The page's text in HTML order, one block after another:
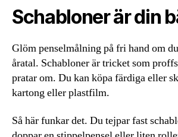
Schabloner är din
Glöm penselmålning på fri hand om
åratal. Schabloner är tricket som
pratar om. Du kan köpa färdiga eller
kartong eller plastfilm.
Så här funkar det. Du tejpar fast